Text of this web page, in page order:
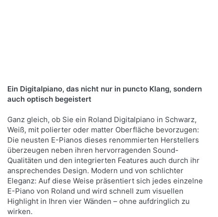
Spielgefühl, das dem Musizieren auf echten
Elfenbeintasten in beinahe nichts nachsteht
Mehr Infos
Ein Digitalpiano, das nicht nur in puncto Klang, sondern
auch optisch begeistert
Ganz gleich, ob Sie ein Roland Digitalpiano in Schwarz,
Weiß, mit polierter oder matter Oberfläche bevorzugen:
Die neusten E-Pianos dieses renommierten Herstellers
überzeugen neben ihren hervorragenden Sound-
Qualitäten und den integrierten Features auch durch ihr
ansprechendes Design. Modern und von schlichter
Eleganz: Auf diese Weise präsentiert sich jedes einzelne
E-Piano von Roland und wird schnell zum visuellen
Highlight in Ihren vier Wänden – ohne aufdringlich zu
wirken.